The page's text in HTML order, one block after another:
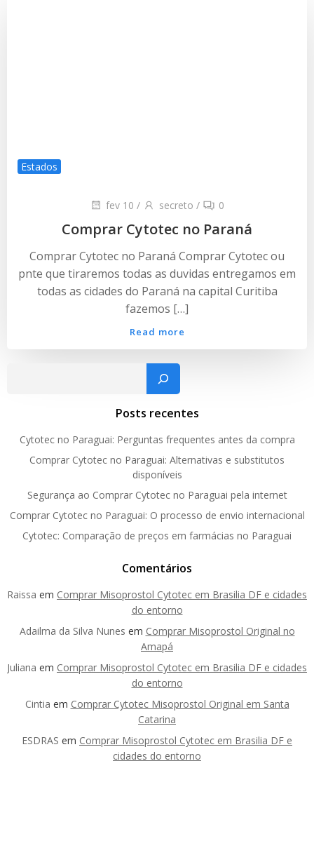
Estados
fev 10 / secreto / 0
Comprar Cytotec no Paraná
Comprar Cytotec no Paraná Comprar Cytotec ou
pnte que tiraremos todas as duvidas entregamos em
todas as cidades do Paraná na capital Curitiba
fazemos […]
Read more
Pesquisar
Posts recentes
Cytotec no Paraguai: Perguntas frequentes antes da compra
Comprar Cytotec no Paraguai: Alternativas e substitutos
disponíveis
Segurança ao Comprar Cytotec no Paraguai pela internet
Comprar Cytotec no Paraguai: O processo de envio internacional
Cytotec: Comparação de preços em farmácias no Paraguai
Comentários
Raissa em Comprar Misoprostol Cytotec em Brasilia DF e cidades
do entorno
Adailma da Silva Nunes em Comprar Misoprostol Original no
Amapá
Juliana em Comprar Misoprostol Cytotec em Brasilia DF e cidades
do entorno
Cintia em Comprar Cytotec Misoprostol Original em Santa
Catarina
ESDRAS em Comprar Misoprostol Cytotec em Brasilia DF e
cidades do entorno